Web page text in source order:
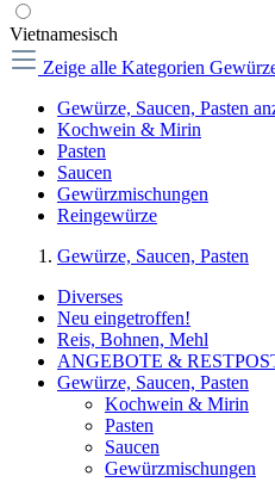
Vietnamesisch
Zeige alle Kategorien
Gewürze, Saucen, Pasten
Kochwein & Mirin
Pasten
Saucen
Gewürzmischungen
Reingewürze
Gewürze, Saucen, Pasten
Diverses
Neu eingetroffen!
Reis, Bohnen, Mehl
ANGEBOTE &
Gewürze, Saucen, Pasten
Kochwein & Mirin
Pasten
Saucen
Gewürzmischungen